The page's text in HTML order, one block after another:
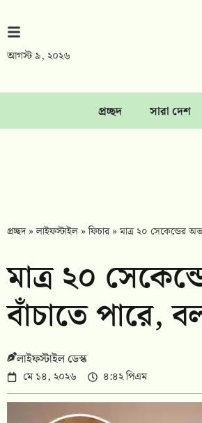
আগস্ট ৯, ২০২৬
প্রচ্ছদ সারা দেশ
প্রচ্ছদ»লাইফস্টাইল »ফিচার»মাত্র ২০ সেকেন্ডের
মাত্র ২০
বাঁচাতে পারে,
লাইফস্টাইল ডেস্ক
মে ১৪, ২০২৬ ৪:৪২ পিএম